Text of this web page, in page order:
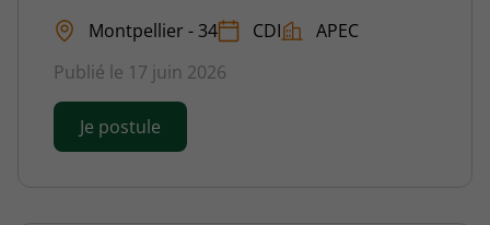
Montpellier - 34 CDI
APEC
Publié le 17 juin 2026
Je postule